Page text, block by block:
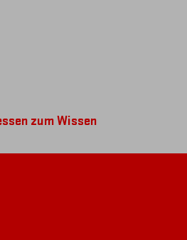
zum Wissen